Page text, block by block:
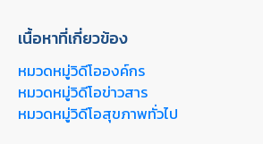
เนื้อหาที่เกี่ยวข้อง
หมวดหมู่วิดีโอองค์กร
หมวดหมู่วิดีโอข่าวสาร
หมวดหมู่วิดีโอสุขภาพทั่วไป